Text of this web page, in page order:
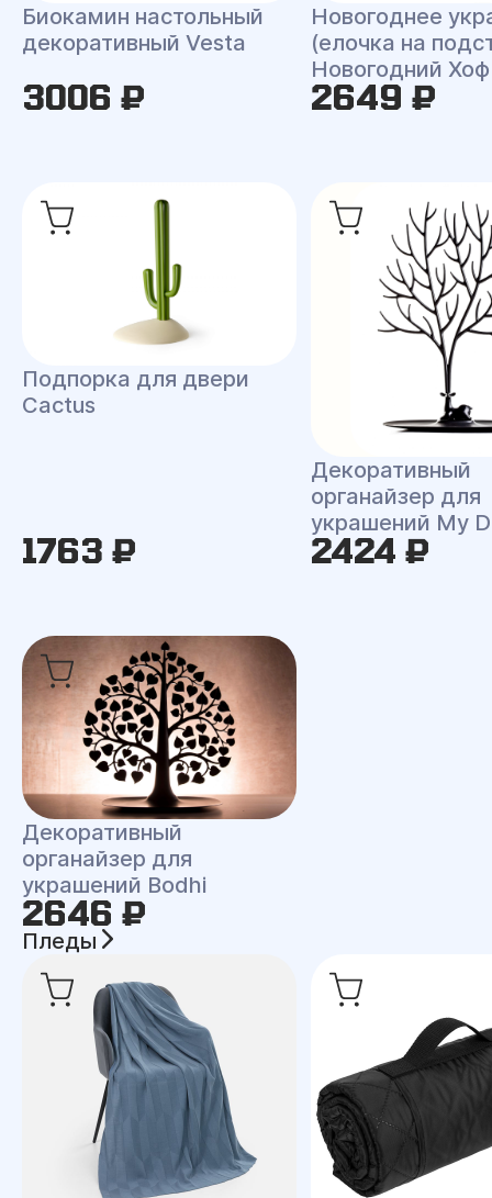
Биокамин настольный
декоративный Vesta
3006 ₽
Новогоднее
(елочка на
Новогодний Хоф
2649 ₽
Подпорка для двери
Cactus
1763 ₽
Декоративный
органайзер для
украшений My
2424 ₽
Декоративный
органайзер для
украшений Bodhi
2646 ₽
Пледы